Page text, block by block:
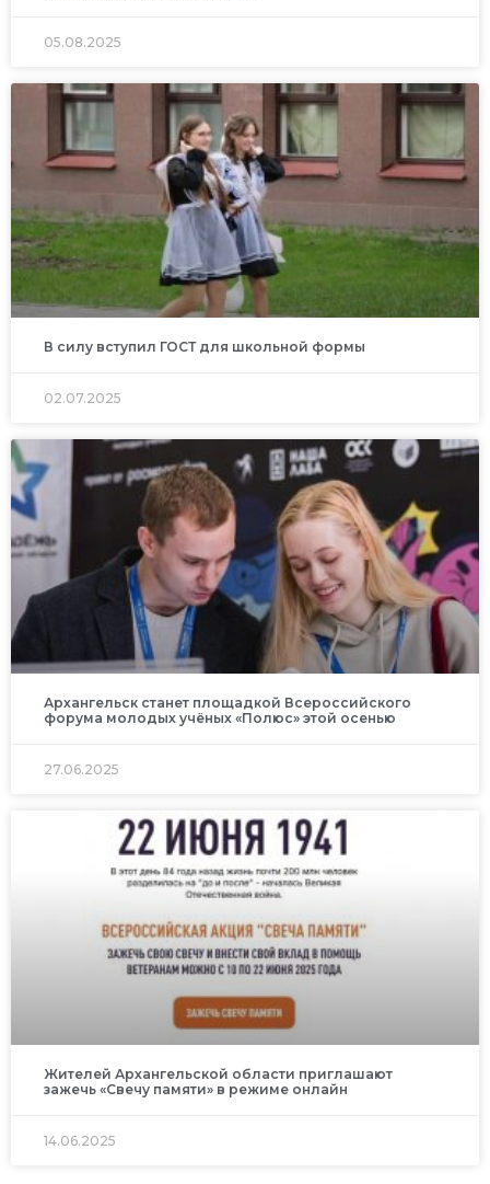
05.08.2025
В силу вступил ГОСТ для школьной формы
02.07.2025
Архангельск станет площадкой Всероссийского
форума молодых учёных «Полюс» этой осенью
27.06.2025
Жителей Архангельской области приглашают
зажечь «Свечу памяти» в режиме онлайн
14.06.2025